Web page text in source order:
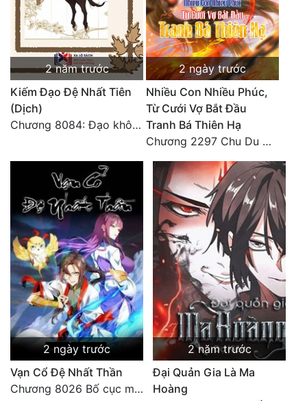
Vô Địch
Võ Hiệp
Xuyên Không
Xuyên Nhanh
Điền Văn
Đô Thị
Đông Phương
Đông Phương Huyền Huyễn
Đồng Nhân
Cẩu Đạo Trường Sinh
Ngự Thú
2 năm trước
Kiếm Đạo Đệ Nhất Tiên
(Dịch)
Chương 8084: Đạo không bờ bến (Đại kết cục) (10)
2 ngày trước
Nhiều Con Nhiều Phúc,
Từ Cưới Vợ Bắt Đầu
Tranh Bá Thiên Hạ
Chương 2297 Chu Du Du mang thai
2 ngày trước
Vạn Cổ Đệ Nhất Thần
Chương 8026 Bố cục mới
2 năm trước
Đại Quản Gia Là Ma
Hoàng